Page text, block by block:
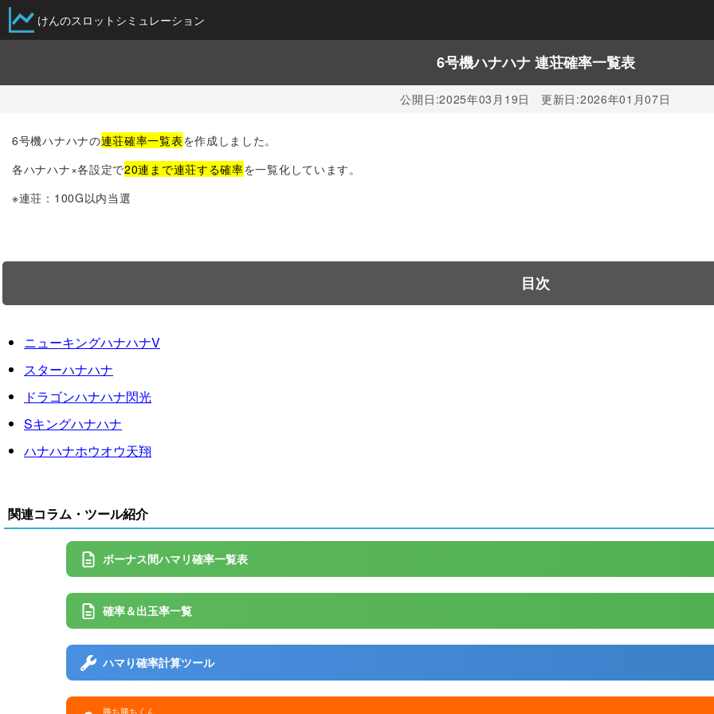
けんのスロットシミュレーション
6号機ハナハナ 連荘確率一覧表
公開日:2025年03月19日 更新日:2026年01月07日
6号機ハナハナの連荘確率一覧表を作成しました。
各ハナハナ×各設定で20連まで連荘する確率を一覧化しています。
※連荘：100G以内当選
目次
ニューキングハナハナV
スターハナハナ
ドラゴンハナハナ閃光
Sキングハナハナ
ハナハナホウオウ天翔
関連コラム・ツール紹介
ボーナス間ハマリ確率一覧表
確率＆出玉率一覧
ハマり確率計算ツール
勝ち勝ちくん